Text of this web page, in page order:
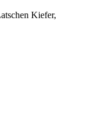
Kiefer,